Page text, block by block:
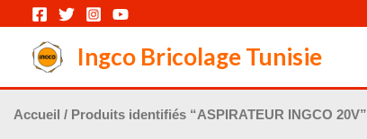
contenu
Ingco Bricolage Tunisie
Accueil / Produits identifiés “ASPIRATEUR INGCO 20V”